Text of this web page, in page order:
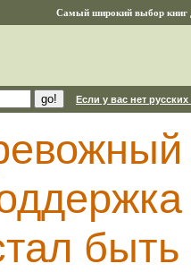
Самый широкий выбор книг
Если у вас нет